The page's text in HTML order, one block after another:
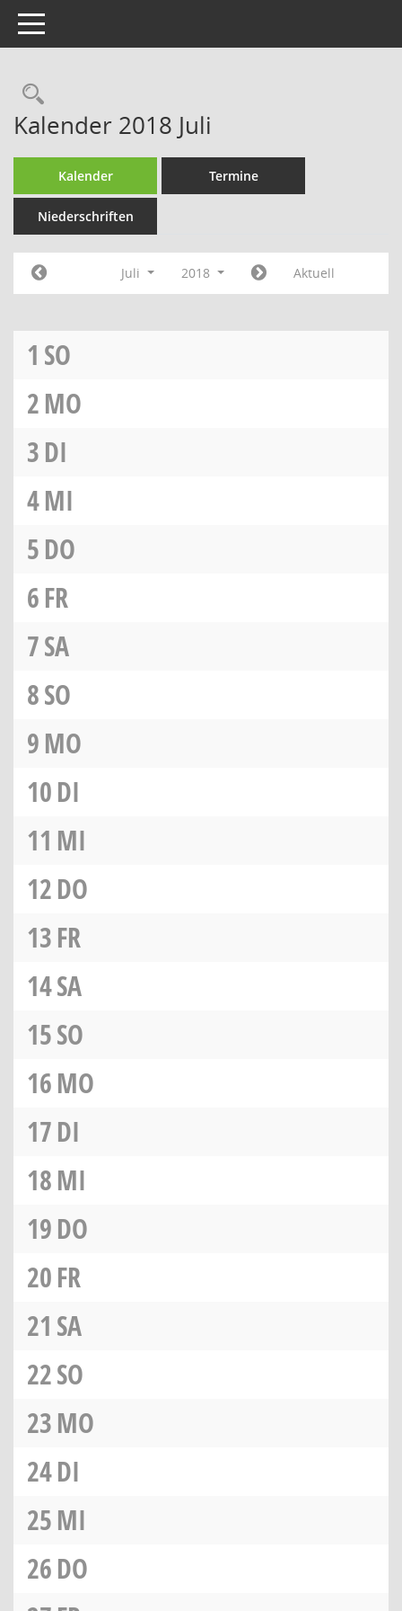
Toggle navigation
Rechercheauswahl
Kalender 2018 Juli
Kalender Termine
Niederschriften
Juli 2018 Aktuell
1 SO
2MO
3DI
4MI
5DO
6FR
7SA
8SO
9MO
10DI
11 MI
12DO
13FR
14SA
15SO
16MO
17DI
18MI
19DO
20FR
21 SA
22SO
23MO
24DI
25MI
26DO